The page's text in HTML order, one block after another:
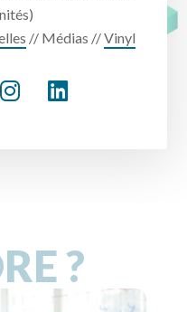
// Médias //Vinyl
?